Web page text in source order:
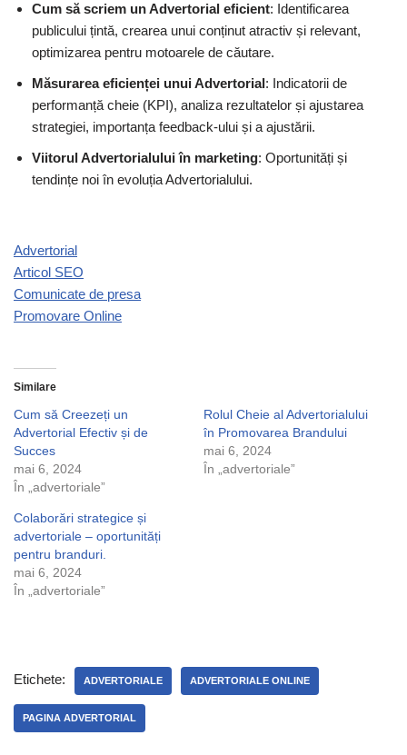
Cum să scriem un Advertorial eficient: Identificarea
publicului țintă, crearea unui conținut atractiv și relevant,
optimizarea pentru motoarele de căutare.
Măsurarea eficienței unui Advertorial: Indicatorii de
performanță cheie (KPI), analiza rezultatelor și ajustarea
strategiei, importanța feedback-ului și a ajustării.
Viitorul Advertorialului în marketing: Oportunități și
tendințe noi în evoluția Advertorialului.
Advertorial
Articol SEO
Comunicate de presa
Promovare Online
Similare
Cum să Creezeți un
Advertorial Efectiv și de
Succes
mai 6, 2024
În „advertoriale”
Rolul Cheie al Advertorialului
în Promovarea Brandului
mai 6, 2024
În „advertoriale”
Colaborări strategice și
advertoriale – oportunități
pentru branduri.
mai 6, 2024
În „advertoriale”
Etichete: ADVERTORIALE ADVERTORIALE ONLINE
PAGINA ADVERTORIAL